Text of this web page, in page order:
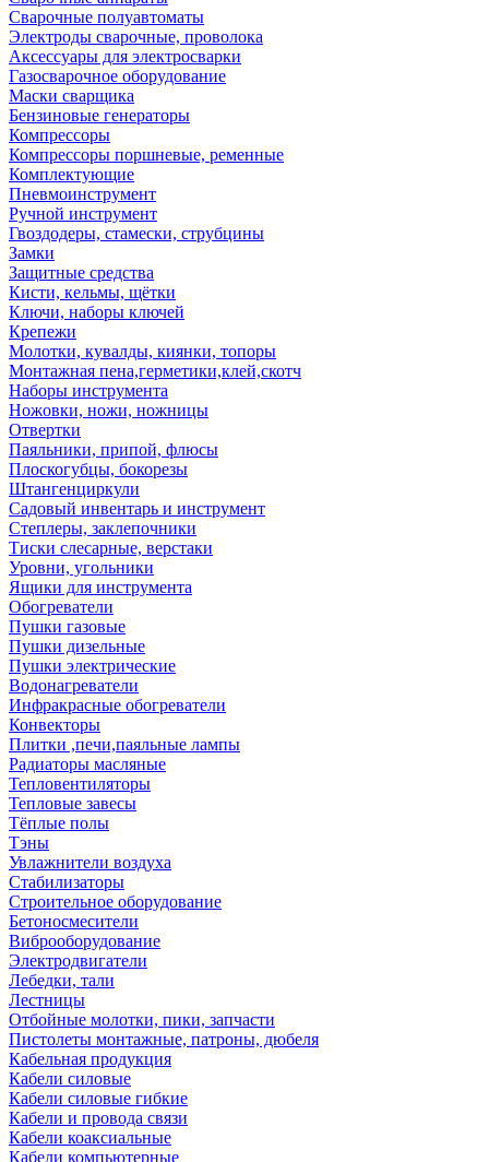
Сварочные полуавтоматы
Электроды сварочные, проволока
Аксессуары для электросварки
Газосварочное оборудование
Маски сварщика
Бензиновые генераторы
Компрессоры
Компрессоры поршневые, ременные
Комплектующие
Пневмоинструмент
Ручной инструмент
Гвоздодеры, стамески, струбцины
Замки
Защитные средства
Кисти, кельмы, щётки
Ключи, наборы ключей
Крепежи
Молотки, кувалды, киянки, топоры
Монтажная пена,герметики,клей,скотч
Наборы инструмента
Ножовки, ножи, ножницы
Отвертки
Паяльники, припой, флюсы
Плоскогубцы, бокорезы
Штангенциркули
Садовый инвентарь и инструмент
Степлеры, заклепочники
Тиски слесарные, верстаки
Уровни, угольники
Ящики для инструмента
Обогреватели
Пушки газовые
Пушки дизельные
Пушки электрические
Водонагреватели
Инфракрасные обогреватели
Конвекторы
Плитки ,печи,паяльные лампы
Радиаторы масляные
Тепловентиляторы
Тепловые завесы
Тёплые полы
Тэны
Увлажнители воздуха
Стабилизаторы
Строительное оборудование
Бетоносмесители
Виброоборудование
Электродвигатели
Лебедки, тали
Лестницы
Отбойные молотки, пики, запчасти
Пистолеты монтажные, патроны, дюбеля
Кабельная продукция
Кабели силовые
Кабели силовые гибкие
Кабели и провода связи
Кабели коаксиальные
Кабели компьютерные